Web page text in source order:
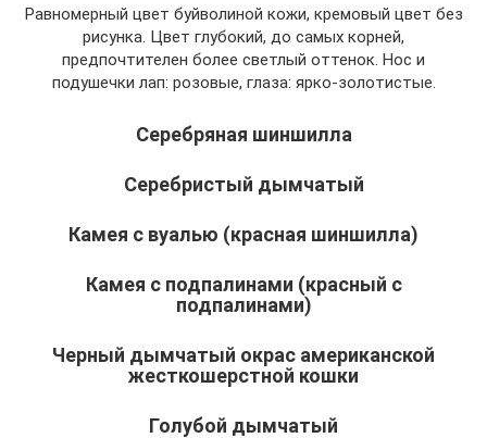
Равномерный цвет буйволиной кожи, кремовый цвет без
рисунка. Цвет глубокий, до самых корней,
предпочтителен более светлый оттенок. Нос и
подушечки лап: розовые, глаза: ярко-золотистые.
Серебряная шиншилла
Серебристый дымчатый
Камея с вуалью (красная шиншилла)
Камея с подпалинами (красный с
подпалинами)
Черный дымчатый окрас американской
жесткошерстной кошки
Голубой дымчатый